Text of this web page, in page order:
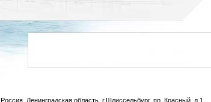
Россия, Ленинградская область, г.Шлиссельбург, пр. Красный, д.1